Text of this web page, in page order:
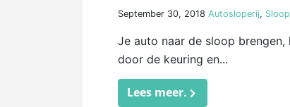
September 30, 2018 Autosloperij,
Je auto naar de sloop
door de keuring en...
Lees meer.